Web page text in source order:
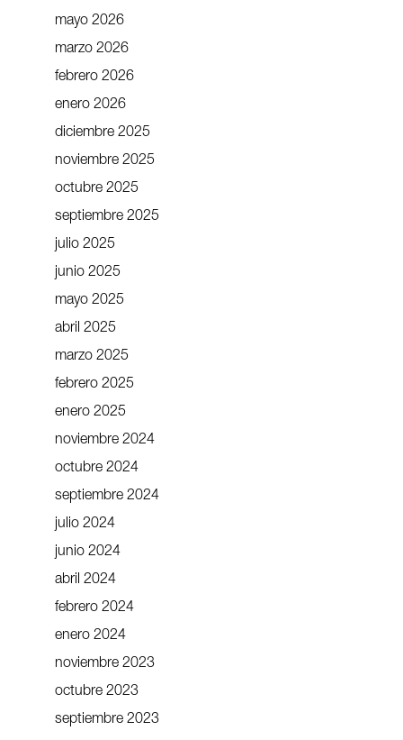
mayo 2026
marzo 2026
febrero 2026
enero 2026
diciembre 2025
noviembre 2025
octubre 2025
septiembre 2025
julio 2025
junio 2025
mayo 2025
abril 2025
marzo 2025
febrero 2025
enero 2025
noviembre 2024
octubre 2024
septiembre 2024
julio 2024
junio 2024
abril 2024
febrero 2024
enero 2024
noviembre 2023
octubre 2023
septiembre 2023